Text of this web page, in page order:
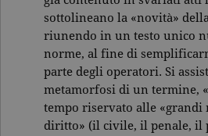
sottolineano la «novità»
riunendo in un testo unico
norme, al fine di
parte degli operatori. Si
metamorfosi di un termine,
tempo riservato alle «grandi
diritto» (il civile, il penale, il